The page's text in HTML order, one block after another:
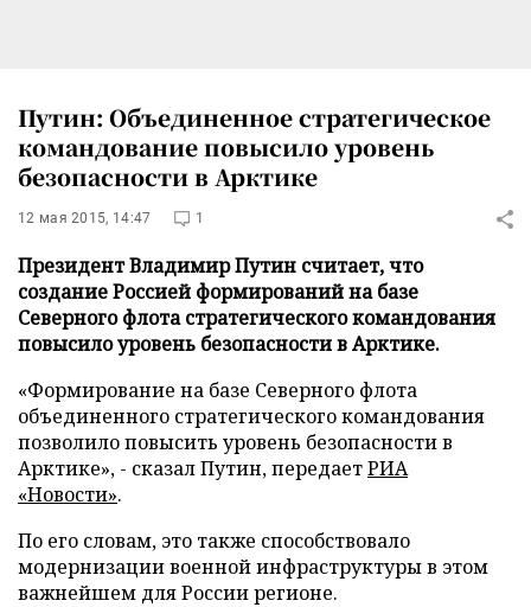
Путин: Объединенное стратегическое
командование повысило уровень
безопасности в Арктике
12 мая 2015, 14:47 1
Президент Владимир Путин считает, что
создание Россией формирований на базе
Северного флота стратегического командования
повысило уровень безопасности в Арктике.
«Формирование на базе Северного флота
объединенного стратегического командования
позволило повысить уровень безопасности в
Арктике», - сказал Путин, передаетРИА
«Новости».
По его словам, это также способствовало
модернизации военной инфраструктуры в этом
важнейшем для России регионе.